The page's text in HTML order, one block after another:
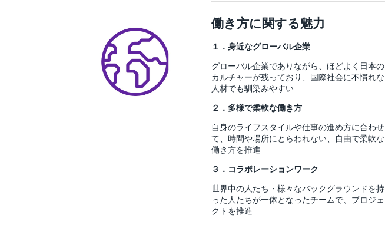
働き方に関する魅力
１．身近なグローバル企業
グローバル企業でありながら、ほどよく日本の
カルチャーが残っており、国際社会に不慣れな
人材でも馴染みやすい
２．多様で柔軟な働き方
自身のライフスタイルや仕事の進め方に合わせ
て、時間や場所にとらわれない、自由で柔軟な
働き方を推進
３．コラボレーションワーク
世界中の人たち・様々なバックグラウンドを持
った人たちが一体となったチームで、プロジェ
クトを推進